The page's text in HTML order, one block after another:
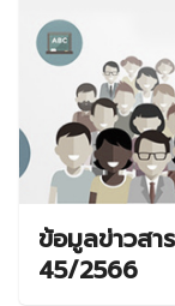
ข้อมูลข่าวสา
45/2566